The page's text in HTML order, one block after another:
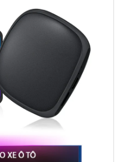
cho ô tô VinFast Lux